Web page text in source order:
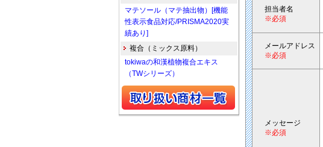
担当者名
※必須
メールアドレス
※必須
メッセージ
※必須
マテソール（マテ抽出物）[機能
性表示食品対応/PRISMA2020実
績あり]
複合（ミックス原料）
tokiwaの和漢植物複合エキス
（TWシリーズ）